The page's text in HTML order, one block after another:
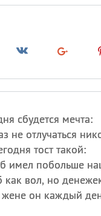
сбудется мечта:
не отлучаться
тост такой:
имел побольше
как вол, но
он каждый